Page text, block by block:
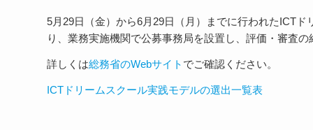
5月29日（金）から6月29日（月）までに行われたICT
り、業務実施機関で公募事務局を設置し、評価・審査
詳しくは総務省のWebサイト でご確認ください。
ICTドリームスクール実践モデルの選出一覧表